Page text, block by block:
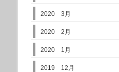
2020 3月
2020 2月
2020 1月
2019 12月